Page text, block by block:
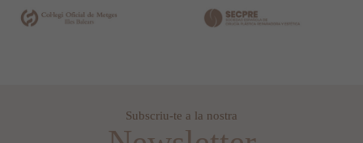
Subscriu-te a la nostra